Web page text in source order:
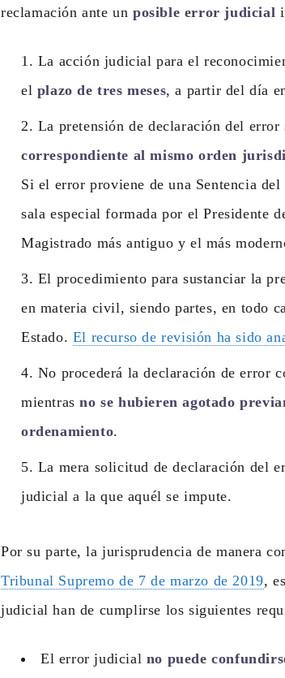
reclamación ante unposible error judicial
La acción judicial para el
el plazo de tres meses, a partir del día
La pretensión de declaración del
correspondiente al mismo orden
Si el error proviene de una Sentencia
sala especial formada por el Presidente
Magistrado más antiguo y el más
El procedimiento para sustanciar la
en materia civil, siendo partes, en todo
Estado. El recurso de revisión ha sido
No procederá la declaración de error
mientrasno se hubieren agotado
ordenamiento.
La mera solicitud de declaración del
judicial a la que aquél se impute.
Por su parte, la jurisprudencia de manera
Tribunal Supremo de 7 de marzo de 2019,
judicial han de cumplirse los siguientes
El error judicial no puede